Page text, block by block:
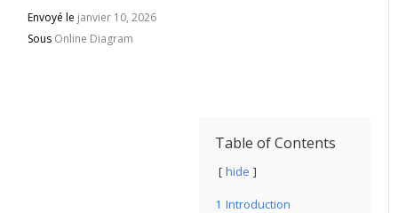
Envoyé le janvier 10, 2026
Sous Online Diagram
Table of Contents
hide
1 Introduction